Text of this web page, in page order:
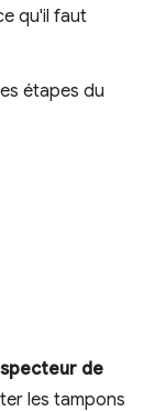
qu'il faut
étapes du
de
les tampons